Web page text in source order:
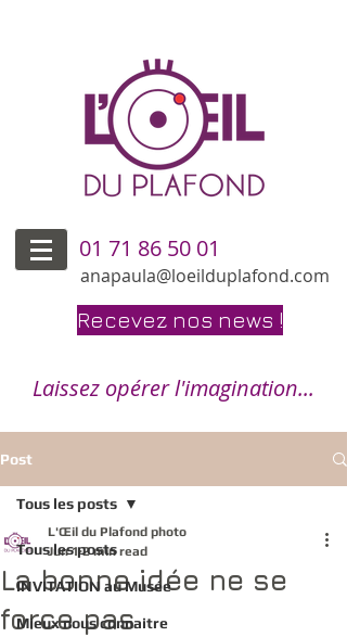
01 71 86 50 01
anapaula@loeilduplafond.com
Recevez nos news !
Laissez opérer l'imagination...
Post
Tous les posts
INVITATION au Musée
Mieux nous connaitre
Tous les posts
La bonne idée ne se
force pas
L'Œil du Plafond photo
Jun 1 2 min read